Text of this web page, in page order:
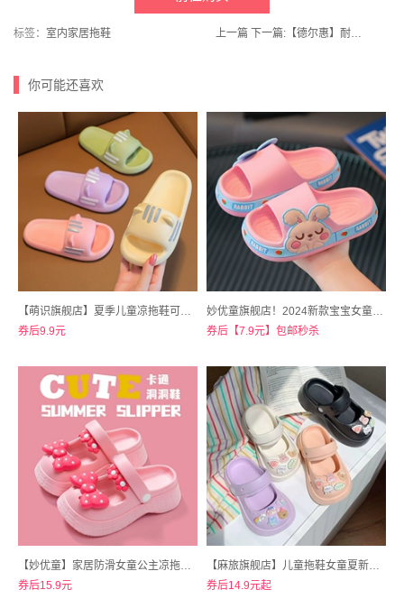
标签： 室内家居拖鞋 上一篇 下一篇: 【德尔惠】耐用全碳素超轻羽毛球拍正品
你可能还喜欢
【萌识旗舰店】夏季儿童凉拖鞋可爱小鲸鱼居家拖
券后9.9元
妙优童旗舰店！2024新款宝宝女童男童凉拖鞋
券后【7.9元】包邮秒杀
【妙优童】家居防滑女童公主凉拖鞋洞洞鞋
券后15.9元
【麻旅旗舰店】儿童拖鞋女童夏新款洞洞鞋
券后14.9元起